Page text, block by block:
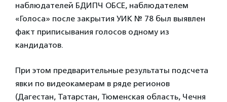
наблюдателей БДИПЧ ОБСЕ, наблюдателем
«Голоса» после закрытия УИК № 78 был выявлен
факт приписывания голосов одному из
кандидатов.
При этом предварительные результаты подсчета
явки по видеокамерам в ряде регионов
(Дагестан, Татарстан, Тюменская область, Чечня